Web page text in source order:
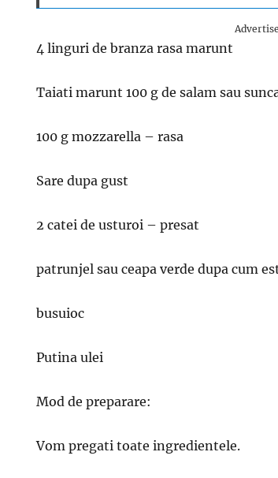
4 linguri de branza rasa marunt
Taiati marunt 100 g de salam sau
100 g mozzarella – rasa
Sare dupa gust
2 catei de usturoi – presat
patrunjel sau ceapa verde dupa cum
busuioc
Putina ulei
Mod de preparare:
Vom pregati toate ingredientele.